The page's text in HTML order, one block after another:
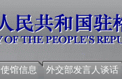
使馆信息
外交部发言人谈话